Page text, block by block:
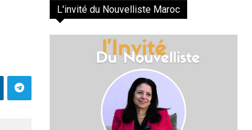
L'invité du Nouvelliste Maroc